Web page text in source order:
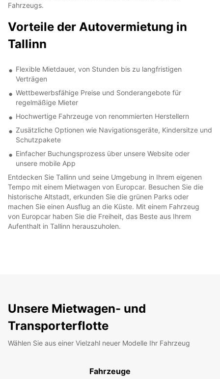
Fahrzeugs.
Vorteile der Autovermietung in
Tallinn
Flexible Mietdauer, von Stunden bis zu langfristigen
Verträgen
Wettbewerbsfähige Preise und Sonderangebote für
regelmäßige Mieter
Hochwertige Fahrzeuge von renommierten Herstellern
Zusätzliche Optionen wie Navigationsgeräte, Kindersitze und
Schutzpakete
Einfacher Buchungsprozess über unsere Website oder
unsere mobile App
Entdecken Sie Tallinn und seine Umgebung in Ihrem eigenen
Tempo mit einem Mietwagen von Europcar. Besuchen Sie die
historische Altstadt, erkunden Sie die grünen Parks oder
machen Sie einen Ausflug an die Küste. Mit einem Fahrzeug
von Europcar haben Sie die Freiheit, das Beste aus Ihrem
Aufenthalt in Tallinn herauszuholen.
Unsere Mietwagen- und
Transporterflotte
Wählen Sie aus einer Vielzahl neuer Modelle Ihr Fahrzeug
Fahrzeuge